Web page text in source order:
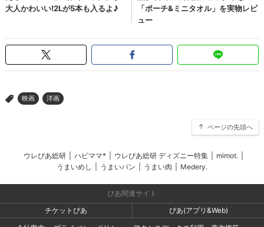
> 映画 洋画
ページの先頭へ
ウレぴあ総研 ハピママ* ウレぴあ総研 ディズニー特集 mimot.
うまいめし
うまいパン うまい肉 Medery.
ぴあ関連サイト
チケットぴあ
ぴあ(アプリ&Web)